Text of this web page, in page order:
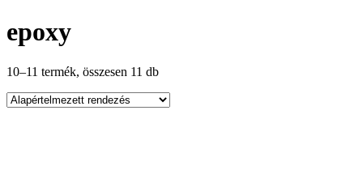
epoxy
10–11 termék, összesen 11 db